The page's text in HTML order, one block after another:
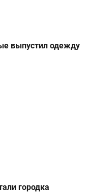
выпустил одежду
городка